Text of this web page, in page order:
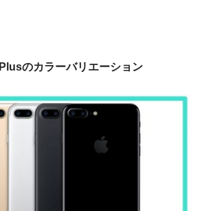
のカラーバリエーション